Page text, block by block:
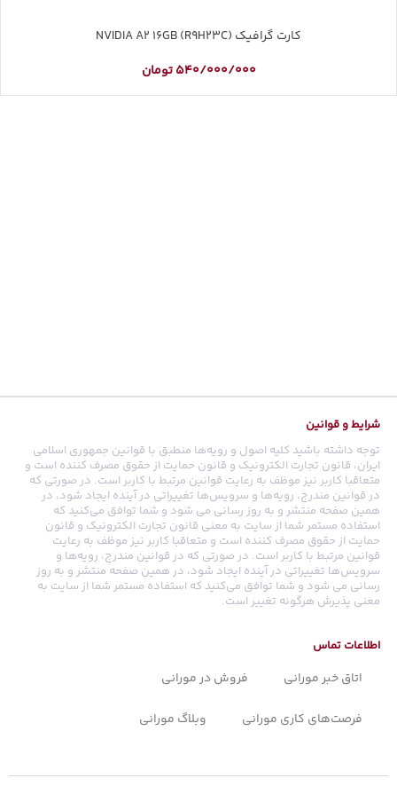
کارت گرافیک NVIDIA A2 16GB (R9H23C)
540/000/000 تومان
شرایط و قوانین
توجه داشته باشید کلیه اصول و رویه‏‌ها منطبق با قوانین جمهوری اسلامی
ایران، قانون تجارت الکترونیک و قانون حمایت از حقوق مصرف کننده است و
متعاقبا کاربر نیز موظف به رعایت قوانین مرتبط با کاربر است. در صورتی که
در قوانین مندرج، رویه‏‌ها و سرویس‏‌ها تغییراتی در آینده ایجاد شود، در
همین صفحه منتشر و به روز رسانی می شود و شما توافق می‏‌کنید که
استفاده مستمر شما از سایت به معنی قانون تجارت الکترونیک و قانون
حمایت از حقوق مصرف کننده است و متعاقبا کاربر نیز موظف به رعایت
قوانین مرتبط با کاربر است. در صورتی که در قوانین مندرج، رویه‏‌ها و
سرویس‏‌ها تغییراتی در آینده ایجاد شود، در همین صفحه منتشر و به روز
رسانی می شود و شما توافق می‏‌کنید که استفاده مستمر شما از سایت به
معنی پذیرش هرگونه تغییر است.
اطلاعات تماس
اتاق خبر مورانی فروش در مورانی
فرصت‌های کاری مورانی وبلاگ مورانی